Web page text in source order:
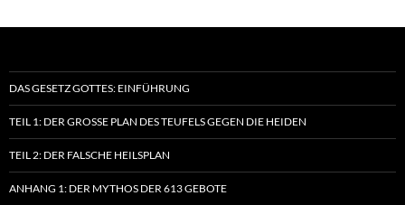
DAS GESETZ GOTTES: EINFÜHRUNG
TEIL 1: DER GROSSE PLAN DES TEUFELS GEGEN DIE HEIDEN
TEIL 2: DER FALSCHE HEILSPLAN
ANHANG 1: DER MYTHOS DER 613 GEBOTE